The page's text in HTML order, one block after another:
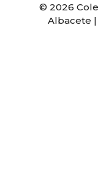
© 2026
Albacete